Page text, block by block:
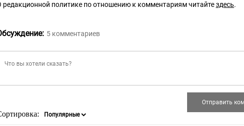
редакционной политике по отношению к комментариям читайтездесь.
5 комментариев